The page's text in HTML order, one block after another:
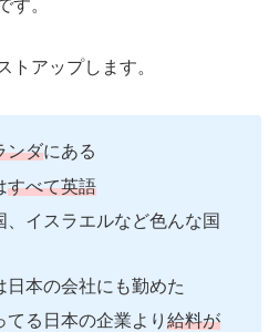
す。
トアップします。
ンダにある
すべて英語
、イスラエルなど色んな国
日本の会社にも勤めた
てる日本の企業より給料が